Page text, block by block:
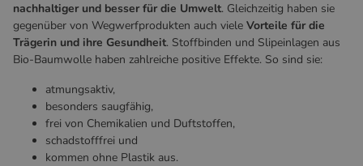
nachhaltiger und besser für die Umwelt. Gleichzeitig haben sie
gegenüber von Wegwerfprodukten auch viele Vorteile für die
Trägerin und ihre Gesundheit. Stoffbinden und Slipeinlagen aus
Bio-Baumwolle haben zahlreiche positive Effekte. So sind sie:
atmungsaktiv,
besonders saugfähig,
frei von Chemikalien und Duftstoffen,
schadstofffrei und
kommen ohne Plastik aus.